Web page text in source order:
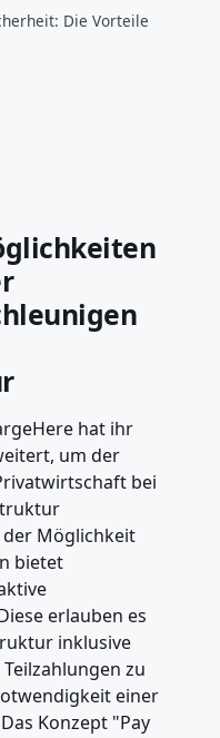
Die Vorteile
hat ihr
um der
bei
Möglichkeit
bietet
erlauben es
inklusive
zu
einer
Konzept "Pay